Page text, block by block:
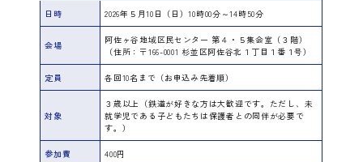
日時 2026年５月10日（日）10時00分～14時50分
会場
阿佐ヶ谷地域区民センター 第４・５集会室（３階）
（住所：〒166-0001 杉並区阿佐谷北１丁目１番１号）
定員 各回10名まで（お申込み先着順）
対象
３歳以上（鉄道が好きな方は大歓迎です。 ただし、未
就学児である子どもたちは保護者との同伴が必要で
す。 ）
参加費 400円